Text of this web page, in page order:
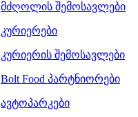
მძღოლის შემოსავლები
კურიერები
კურიერის შემოსავლები
Bolt Food პარტნიორები
ავტოპარკები